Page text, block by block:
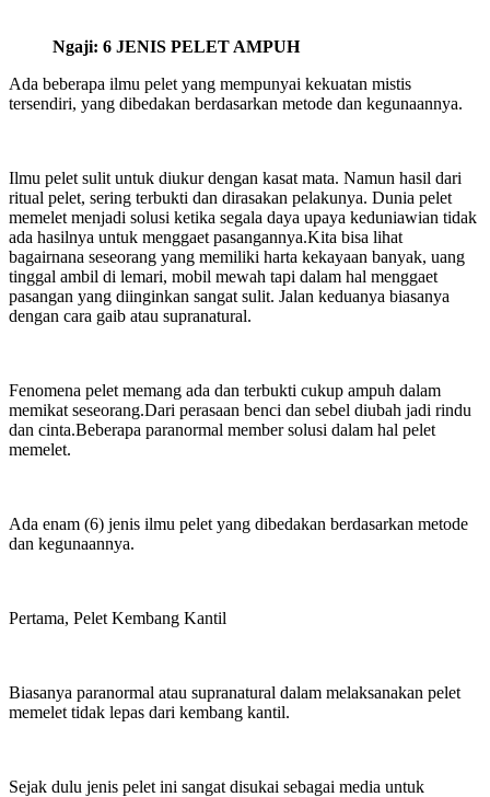
Ngaji: 6 JENIS PELET AMPUH
Ada beberapa ilmu pelet yang mempunyai kekuatan mistis
tersendiri, yang dibedakan berdasarkan metode dan kegunaannya.
Ilmu pelet sulit untuk diukur dengan kasat mata. Namun hasil dari
ritual pelet, sering terbukti dan dirasakan pelakunya. Dunia pelet
memelet menjadi solusi ketika segala daya upaya keduniawian tidak
ada hasilnya untuk menggaet pasangannya.Kita bisa lihat
bagairnana seseorang yang memiliki harta kekayaan banyak, uang
tinggal ambil di lemari, mobil mewah tapi dalam hal menggaet
pasangan yang diinginkan sangat sulit. Jalan keduanya biasanya
dengan cara gaib atau supranatural.
Fenomena pelet memang ada dan terbukti cukup ampuh dalam
memikat seseorang.Dari perasaan benci dan sebel diubah jadi rindu
dan cinta.Beberapa paranormal member solusi dalam hal pelet
memelet.
Ada enam (6) jenis ilmu pelet yang dibedakan berdasarkan metode
dan kegunaannya.
Pertama, Pelet Kembang Kantil
Biasanya paranormal atau supranatural dalam melaksanakan pelet
memelet tidak lepas dari kembang kantil.
Sejak dulu jenis pelet ini sangat disukai sebagai media untuk